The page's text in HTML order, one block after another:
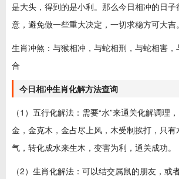
是大头，得到的是小利。那么今日相冲的日
意，避免做一些重大决定，一切求稳方可大吉。
生肖冲煞：与猴相冲，与蛇相刑，与蛇相害
合
今日相冲生肖化解方法查询
（1）五行化解法：需要“水”来通关化解调理
金，金克木，金占尽上风，木受制挨打，只
气，转化成水来生木，变害为利，通关成功。
（2）生肖化解法：可以结交属鼠的朋友，或